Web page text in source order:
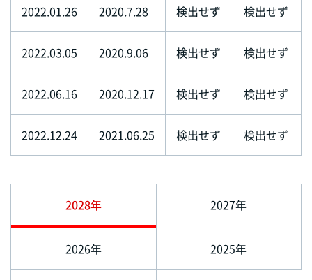
2022.01.26 2020.7.28 検出せず 検出せず
2022.03.05 2020.9.06 検出せず 検出せず
2022.06.16 2020.12.17 検出せず 検出せず
2022.12.24 2021.06.25 検出せず 検出せず
2028年 2027年
2026年 2025年